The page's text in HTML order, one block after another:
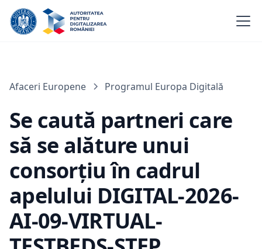
Afaceri Europene Programul Europa Digitală
Se caută partneri care
să se alăture unui
consorțiu în cadrul
apelului DIGITAL-2026-
AI-09-VIRTUAL-